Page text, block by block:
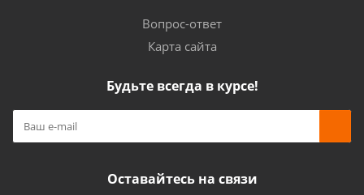
Вопрос-ответ
Карта сайта
Будьте всегда в курсе!
Оставайтесь на связи